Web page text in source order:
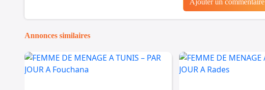
Ajouter un commentaire
Annonces similaires